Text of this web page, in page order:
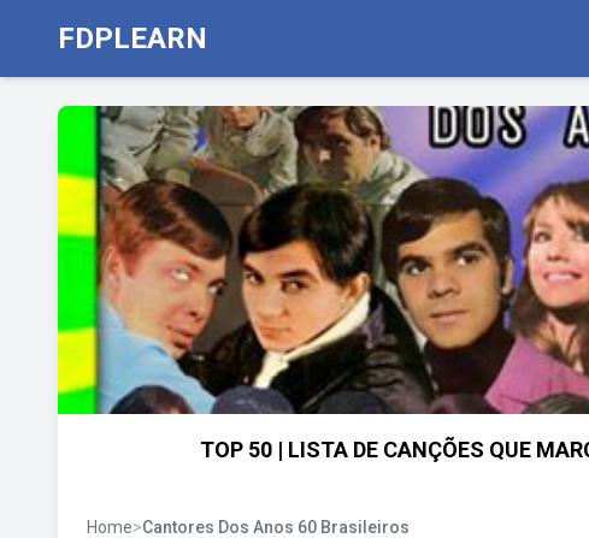
FDPLEARN
TOP 50 | LISTA DE CANÇÕES QUE
Home>Cantores Dos Anos 60 Brasileiros